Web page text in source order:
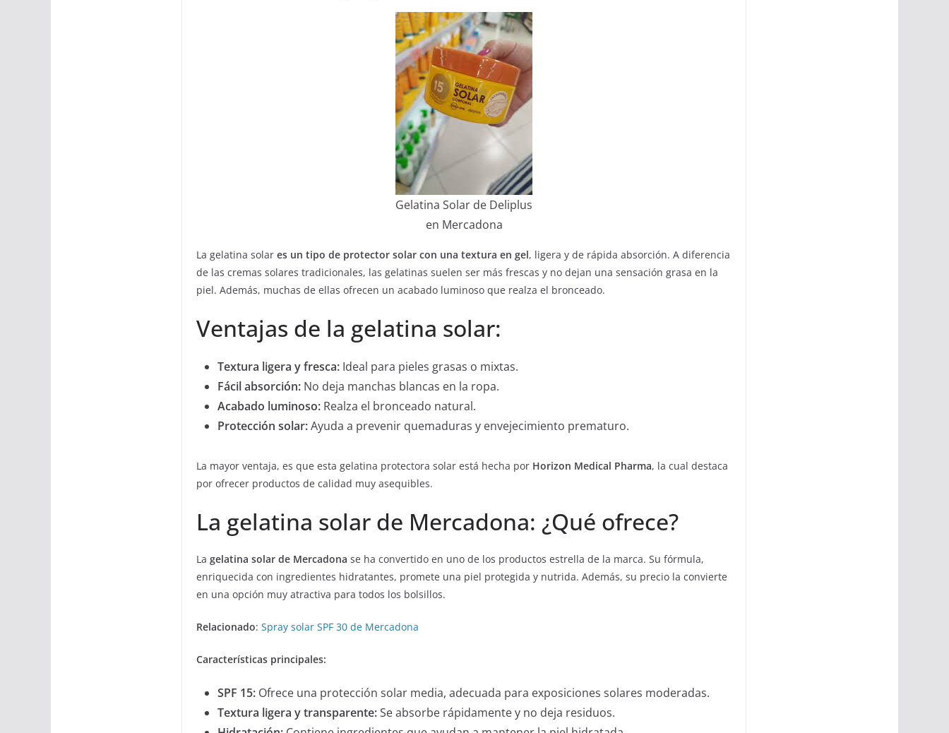
Gelatina Solar de Deliplus
en Mercadona
La gelatina solar es un tipo de protector solar con una textura en gel, ligera y de rápida absorción. A diferencia
de las cremas solares tradicionales, las gelatinas suelen ser más frescas y no dejan una sensación grasa en la
piel. Además, muchas de ellas ofrecen un acabado luminoso que realza el bronceado.
Ventajas de la gelatina solar:
Textura ligera y fresca: Ideal para pieles grasas o mixtas.
Fácil absorción: No deja manchas blancas en la ropa.
Acabado luminoso: Realza el bronceado natural.
Protección solar:Ayuda a prevenir quemaduras y envejecimiento prematuro.
La mayor ventaja, es que esta gelatina protectora solar está hecha por Horizon Medical Pharma, la cual destaca
por ofrecer productos de calidad muy asequibles.
La gelatina solar de Mercadona: ¿Qué ofrece?
La gelatina solar de Mercadona se ha convertido en uno de los productos estrella de la marca. Su fórmula,
enriquecida con ingredientes hidratantes, promete una piel protegida y nutrida. Además, su precio la convierte
en una opción muy atractiva para todos los bolsillos.
Relacionado: Spray solar SPF 30 de Mercadona
Características principales:
SPF 15: Ofrece una protección solar media, adecuada para exposiciones solares moderadas.
Textura ligera y transparente:Se absorbe rápidamente y no deja residuos.